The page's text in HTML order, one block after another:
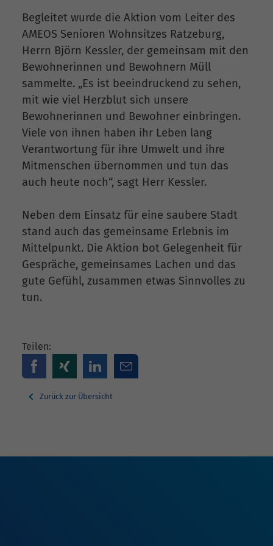
Begleitet wurde die Aktion vom Leiter des
AMEOS Senioren Wohnsitzes Ratzeburg,
Herrn Björn Kessler, der gemeinsam mit den
Bewohnerinnen und Bewohnern Müll
sammelte. „Es ist beeindruckend zu sehen,
mit wie viel Herzblut sich unsere
Bewohnerinnen und Bewohner einbringen.
Viele von ihnen haben ihr Leben lang
Verantwortung für ihre Umwelt und ihre
Mitmenschen übernommen und tun das
auch heute noch“, sagt Herr Kessler.
Neben dem Einsatz für eine saubere Stadt
stand auch das gemeinsame Erlebnis im
Mittelpunkt. Die Aktion bot Gelegenheit für
Gespräche, gemeinsames Lachen und das
gute Gefühl, zusammen etwas Sinnvolles zu
tun.
Teilen:
Zurück zur Übersicht